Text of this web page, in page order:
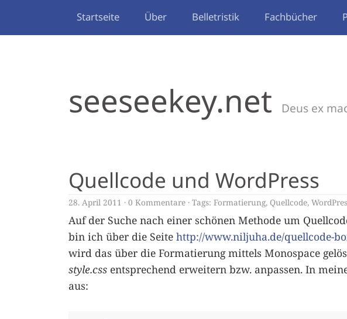
Startseite Über Belletristik Fachbücher
seeseekey.net Deus ex
Quellcode und WordPress
28. April 2011 0 Kommentare Tags: Formatierung, Quellcode,
Auf der Suche nach einer schönen Methode um
bin ich über die Seite http://www.niljuha.de/quellcode-
wird das über die Formatierung mittels Monospace
style.css entsprechend erweitern bzw. anpassen. In
aus: